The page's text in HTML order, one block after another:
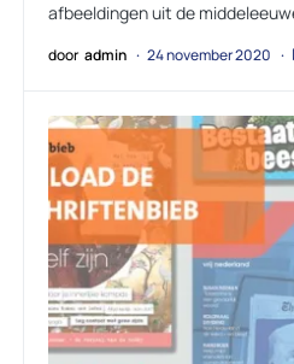
afbeeldingen uit de
door admin 24 november 2020